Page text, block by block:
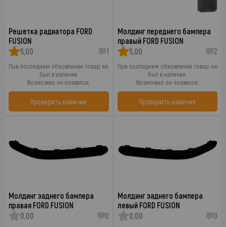
Решетка радиатора FORD
FUSION
5,00
1
При последнем обновлении товар не
был в наличии.
Возможно он появился.
Проверить наличие
Молдинг переднего бампера
правый FORD FUSION
5,00
2
При последнем обновлении товар не
был в наличии.
Возможно он появился.
Проверить наличие
Молдинг заднего бампера
правая FORD FUSION
0,00
0
Молдинг заднего бампера
левый FORD FUSION
0,00
0